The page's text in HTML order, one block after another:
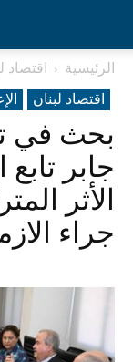
الرئيسية
اقتصاد
اقتصاد لبنان
بحث في
جابر
الأثر
جراء